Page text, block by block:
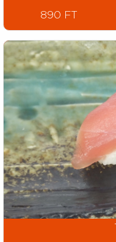
890 FT